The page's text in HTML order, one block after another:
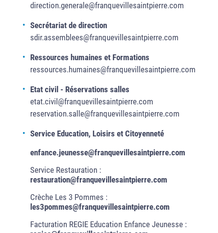
direction.generale@franquevillesaintpierre.com
Secrétariat de direction
sdir.assemblees@franquevillesaintpierre.com
Ressources humaines et Formations
ressources.humaines@franquevillesaintpierre.com
Etat civil - Réservations salles
etat.civil@franquevillesaintpierre.com
reservation.salle@franquevillesaintpierre.com
Service Education, Loisirs et Citoyenneté
enfance.jeunesse@franquevillesaintpierre.com
Service Restauration :
restauration@franquevillesaintpierre.com
Crèche Les 3 Pommes :
les3pommes@franquevillesaintpierre.com
Facturation REGIE Education Enfance Jeunesse :